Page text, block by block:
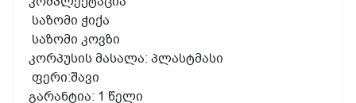
საზომი ჭიქა
საზომი კოვზი
კორპუსის მასალა: პლასტმასი
ფერი:შავი
გარანტია: 1 წელი